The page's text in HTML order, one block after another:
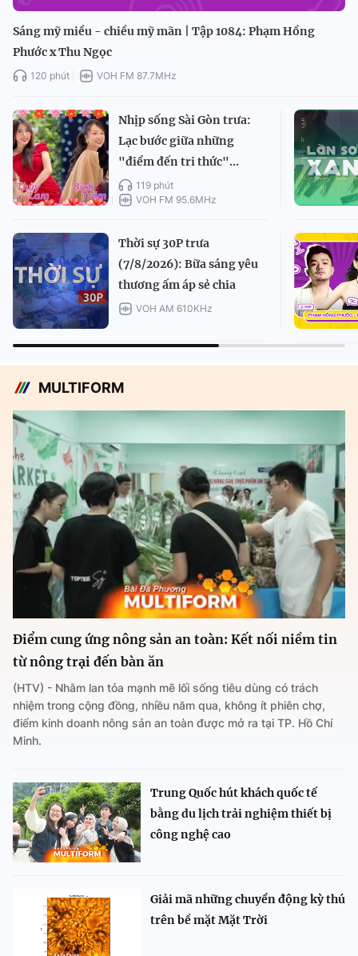
Sáng mỹ miều - chiều mỹ mãn | Tập 1084: Phạm Hồng
Phước x Thu Ngọc
120 phút VOH FM 87.7MHz
Nhịp sống Sài Gòn trưa:
Lạc bước giữa những
"điểm đến tri thức"...
119 phút
VOH FM 95.6MHz
Thời sự 30P trưa
(7/8/2026): Bữa sáng yêu
thương ấm áp sẻ chia
VOH AM 610KHz
MULTIFORM
Điểm cung ứng nông sản an toàn: Kết nối niềm tin
từ nông trại đến bàn ăn
(HTV) - Nhằm lan tỏa mạnh mẽ lối sống tiêu dùng có trách
nhiệm trong cộng đồng, nhiều năm qua, không ít phiên chợ,
điểm kinh doanh nông sản an toàn được mở ra tại TP. Hồ Chí
Minh.
Trung Quốc hút khách quốc tế
bằng du lịch trải nghiệm thiết bị
công nghệ cao
Giải mã những chuyển động kỳ thú
trên bề mặt Mặt Trời